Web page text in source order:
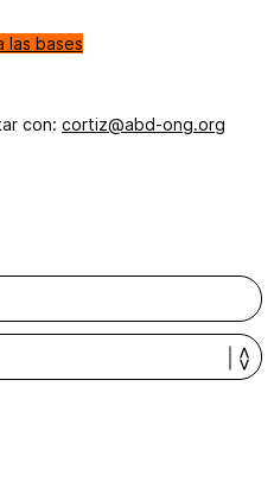
las bases
con: cortiz@abd-ong.org